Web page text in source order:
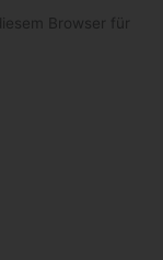
Browser für